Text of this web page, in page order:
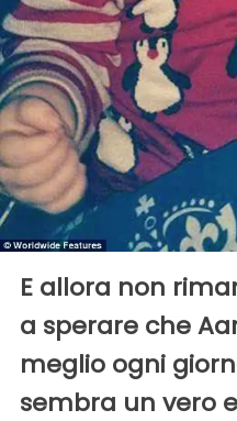
E allora non
a sperare che
meglio ogni
sembra un vero